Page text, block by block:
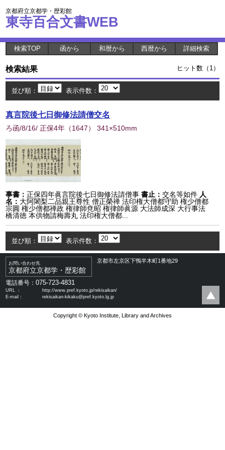
京都府立京都学・歴彩館
東寺百合文書WEB
検索TOP 函から 和暦から 西暦から 詳細検索
検索結果 ヒット数（1）
並び順： 表示件数：
真言院後七日御修法請僧交名
ろ函/8/16/ 正保4年 （1647） 341×510mm
事書：正保四年眞言院後七日御修法請僧事 書止：交名等如件 人
名： 大阿闍梨二品親王尊性 僧正榮禅 法印権大僧都守助 権少僧都
宗圓 権少僧都禅政 権律師尭昭 権律師眞源 大法師成深 大行事法
橋清徳 本供物請梅壽丸 法印権大僧都...
並び順： 表示件数：
お問い合わせ先
京都府立京都学・歴彩館
京都市左京区下鴨半木町1番地29
電話番号：075-723-4831
URL ：
http://www.pref.kyoto.jp/rekisaikan/
E-mail：
rekisaikan-kikaku@pref.kyoto.lg.jp
Copyright © Kyoto Institute, Library and Archives